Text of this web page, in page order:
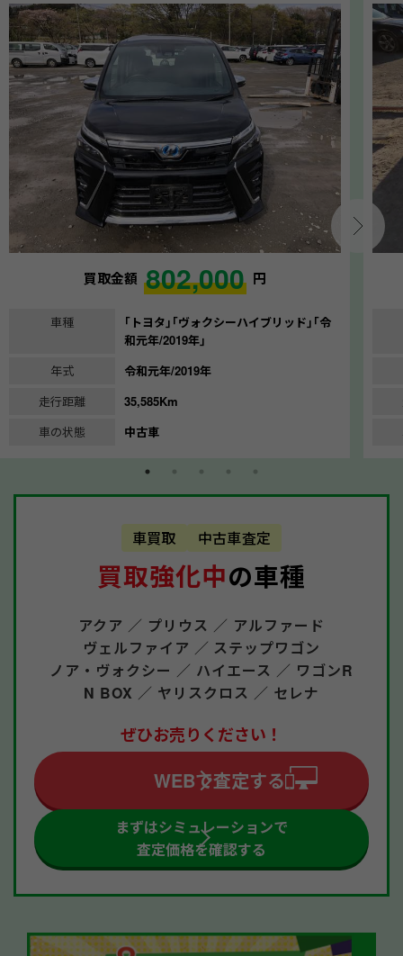
買取金額 802,000 円
車種
｢トヨタ｣｢ヴォクシーハイブリッド｣｢令
和元年/2019年｣
年式
令和元年/2019年
走行距離
35,585Km
車の状態
中古車
車買取 中古車査定
買取強化中の車種
アクア ／ プリウス ／ アルファード
ヴェルファイア ／ ステップワゴン
ノア・ヴォクシー ／ ハイエース ／ ワゴンR
N BOX ／ ヤリスクロス ／ セレナ
ぜひお売りください！
WEBで査定する
まずはシミュレーションで
査定価格を確認する